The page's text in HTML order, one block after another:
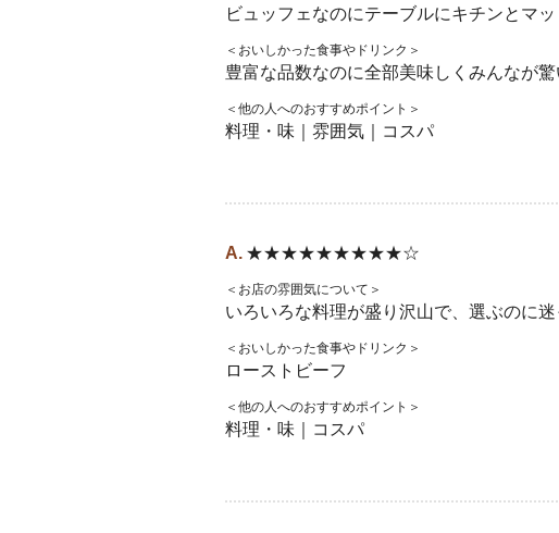
ビュッフェなのにテーブルにキチンとマ
＜おいしかった食事やドリンク＞
豊富な品数なのに全部美味しくみんなが
＜他の人へのおすすめポイント＞
料理・味｜雰囲気｜コスパ
★★★★★★★★★☆
＜お店の雰囲気について＞
いろいろな料理が盛り沢山で、選ぶのに迷
＜おいしかった食事やドリンク＞
ローストビーフ
＜他の人へのおすすめポイント＞
料理・味｜コスパ